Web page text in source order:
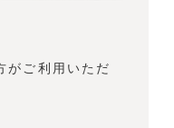
がご利用いただ